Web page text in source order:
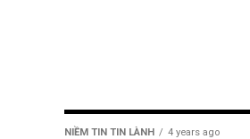
NIỀM TIN TIN LÀNH 4 years ago